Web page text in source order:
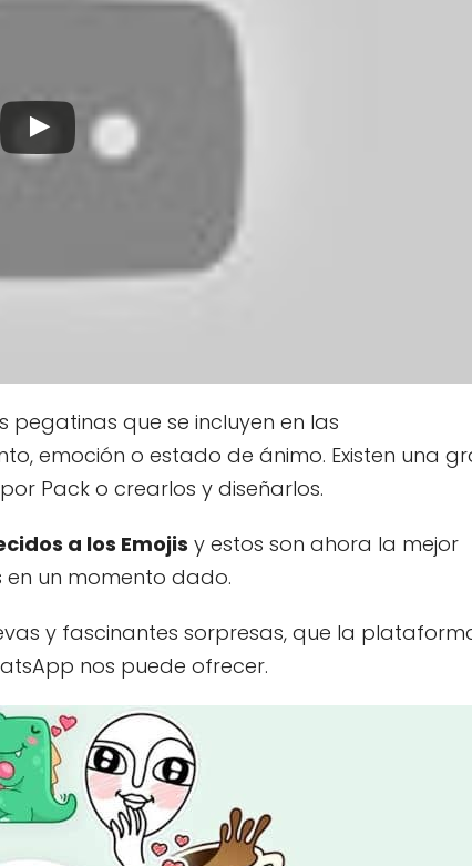
pegatinas que se incluyen en las
emoción o estado de ánimo. Existen una
Pack o crearlos y diseñarlos.
a los Emojis y estos son ahora la mejor
un momento dado.
y fascinantes sorpresas, que la
nos puede ofrecer.